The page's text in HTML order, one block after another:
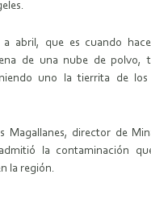
a abril, que es cuando
de una nube de polvo,
uno la tierrita de los
Magallanes, director de
la contaminación
la región.